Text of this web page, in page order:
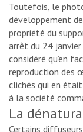
Toutefois, le
développement
propriété du
arrêt du 24 janvier
considéré qu’en
reproduction des
clichés qui en
à la société
La
Certains